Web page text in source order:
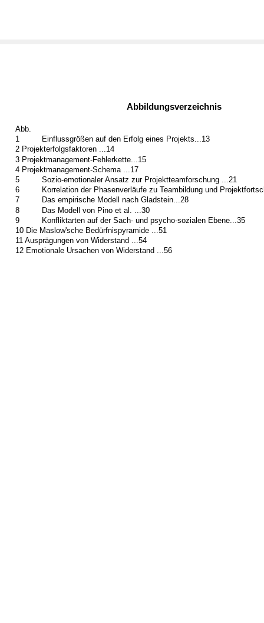
Abbildungsverzeichnis
Abb.
1
Einflussgrößen auf den Erfolg eines Projekts...13
2 Projekterfolgsfaktoren ...14
3 Projektmanagement-Fehlerkette...15
4 Projektmanagement-Schema ...17
5
Sozio-emotionaler Ansatz zur Projektteamforschung ...21
6
Korrelation der Phasenverläufe zu Teambildung und
7
Das empirische Modell nach Gladstein...28
8
Das Modell von Pino et al. ...30
9
Konfliktarten auf der Sach- und psycho-sozialen Ebene...35
10 Die Maslow'sche Bedürfnispyramide ...51
11 Ausprägungen von Widerstand ...54
12 Emotionale Ursachen von Widerstand ...56